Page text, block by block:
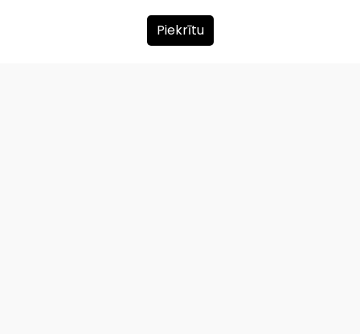
Par mums
Piekrītu